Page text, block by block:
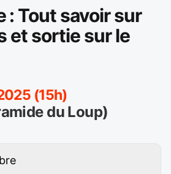
: Tout savoir sur
et sortie sur le
(15h)
du Loup)